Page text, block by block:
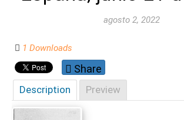
agosto 2, 2022
1 Downloads
Share
Description Preview